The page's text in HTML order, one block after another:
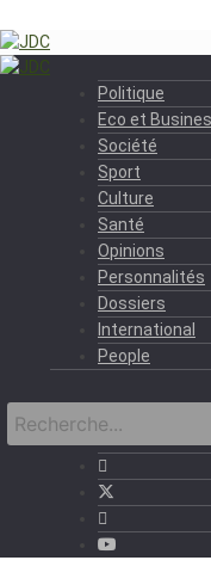
Politique
Eco et
Société
Sport
Culture
Santé
Opinions
Personnalités
Dossiers
International
People